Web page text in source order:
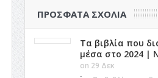
ΠΡΌΣΦΑΤΑ ΣΧΌΛΙΑ
Τα βιβλία που
μέσα στο 2024 |
on 29 Δεκ